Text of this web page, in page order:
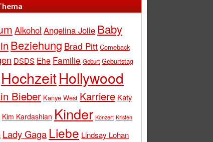
Alkohol Angelina Jolie Baby
Beziehung Brad Pitt Comeback
DSDS Ehe Familie Geburt Geburtstag
HochzeitHollywood
Bieber Kanye West Karriere Katy
Kim Kardashian Kinder Konzert Kristen
Lady Gaga Liebe Lindsay Lohan